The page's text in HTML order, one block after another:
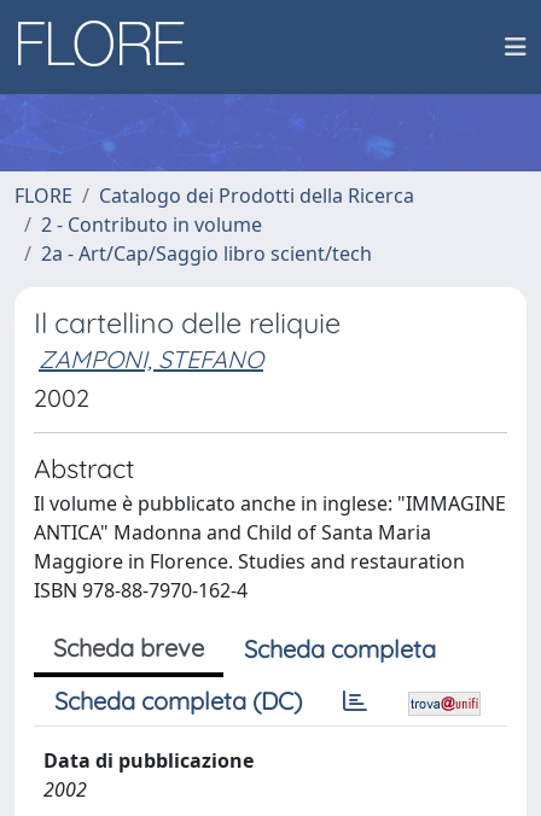
FLORE
Catalogo dei Prodotti della Ricerca
2 - Contributo in volume
2a - Art/Cap/Saggio libro scient/tech
Il cartellino delle reliquie
ZAMPONI, STEFANO
2002
Abstract
Il volume è pubblicato anche in inglese: "IMMAGINE
ANTICA" Madonna and Child of Santa Maria
Maggiore in Florence. Studies and restauration
ISBN 978-88-7970-162-4
Scheda breve
Scheda completa
Scheda completa (DC)
Data di pubblicazione
2002